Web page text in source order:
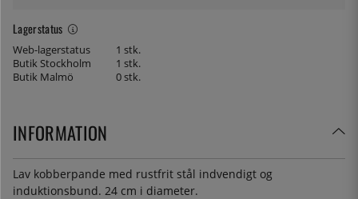
Lagerstatus
Web-lagerstatus
1 stk.
Butik Stockholm
1 stk.
Butik Malmö
0 stk.
INFORMATION
Lav kobberpande med rustfrit stål indvendigt og
induktionsbund. 24 cm i diameter.